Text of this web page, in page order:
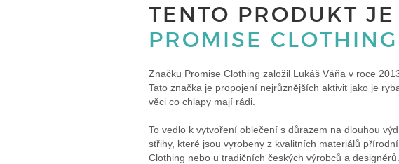
TENTO PRODUKT
PROMISE CLOTHING
Značku Promise Clothing založil Lukáš Váňa v roce
Tato značka je propojení nejrůznějších aktivit jako je
věci co chlapy mají rádi.
To vedlo k vytvoření oblečení s důrazem na dlouhou
střihy, které jsou vyrobeny z kvalitních materiálů
Clothing nebo u tradičních českých výrobců a designérů.